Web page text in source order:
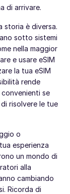
di arrivare.
storia è diversa.
sotto sistemi
nella maggior
e usare eSIM
la tua eSIM
rende
se
risolvere le tue
o
esperienza
un mondo di
alla
cambiando
Ricorda di